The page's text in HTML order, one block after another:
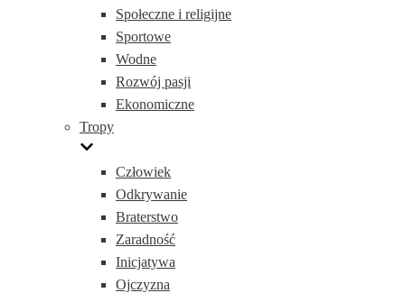
Społeczne i religijne
Sportowe
Wodne
Rozwój pasji
Ekonomiczne
Tropy
Człowiek
Odkrywanie
Braterstwo
Zaradność
Inicjatywa
Ojczyzna